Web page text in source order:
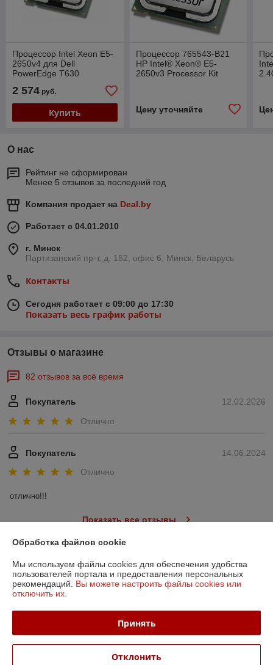
Процессор Intel Xeon E5-
2650v4 для Dell
PowerEdge T630
2 574 руб.
Купить
Процессор 765543-B21
HP Intel® Xeon® E5-
2650v3 Processor Kit
Цену уточняйте
О нас
Рейтинг не сформирован
Менее 5 отзывов за последний год
Компания продает на Deal.by
Работает с 04.01.2010
г. Минск
Партизанский пр-т, д. 152, офис 6, Минск, Беларусь
Контакты
Сегодня работает с 09:00 до 17:30
Показать весь график работы
Отзывы о магазине
82 отзывов за всё время
12.02.2026
Покупатель
Отлично
14.06.2024
Покупатель
Отлично
отлично!!!
Показать все отзывы
О нас
Контакты
График работы
Обработка файлов cookie
Мы используем файлы cookies для обеспечения удобства
пользователей портала и предоставления персональных
рекомендаций. Вы можете настроить файлы cookies или
отключить их.
Принять
Отклонить